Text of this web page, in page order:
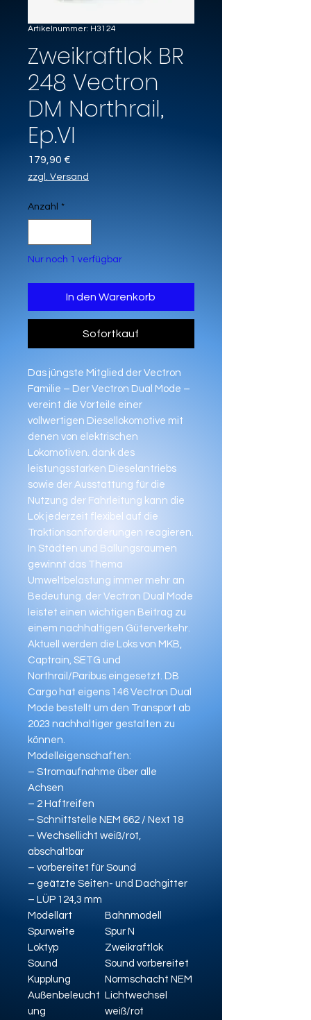
Artikelnummer: H3124
Zweikraftlok BR
248 Vectron
DM Northrail,
Ep.VI
179,90 €
zzgl. Versand
Anzahl *
Nur noch 1 verfügbar
In den Warenkorb
Sofortkauf
Das jüngste Mitglied der Vectron
Familie – Der Vectron Dual Mode –
vereint die Vorteile einer
vollwertigen Diesellokomotive mit
denen von elektrischen
Lokomotiven. dank des
leistungsstarken Dieselantriebs
sowie der Ausstattung für die
Nutzung der Fahrleitung kann die
Lok jederzeit flexibel auf die
Traktionsanforderungen reagieren.
In Städten und Ballungsraumen
gewinnt das Thema
Umweltbelastung immer mehr an
Bedeutung. der Vectron Dual Mode
leistet einen wichtigen Beitrag zu
einem nachhaltigen Güterverkehr.
Aktuell werden die Loks von MKB,
Captrain, SETG und
Northrail/Paribus eingesetzt. DB
Cargo hat eigens 146 Vectron Dual
Mode bestellt um den Transport ab
2023 nachhaltiger gestalten zu
können.
Modelleigenschaften:
– Stromaufnahme über alle
Achsen
– 2 Haftreifen
– Schnittstelle NEM 662 / Next 18
– Wechsellicht weiß/rot,
abschaltbar
– vorbereitet für Sound
– geätzte Seiten- und Dachgitter
– LÜP 124,3 mm
Modellart
Bahnmodell
Spurweite
Spur N
Loktyp
Zweikraftlok
Sound
Sound vorbereitet
Kupplung
Normschacht NEM
Außenbeleucht
ung
Lichtwechsel
weiß/rot